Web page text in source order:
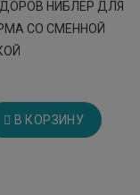
НИБЛЕР ДЛЯ
СО СМЕННОЙ
В КОРЗИНУ